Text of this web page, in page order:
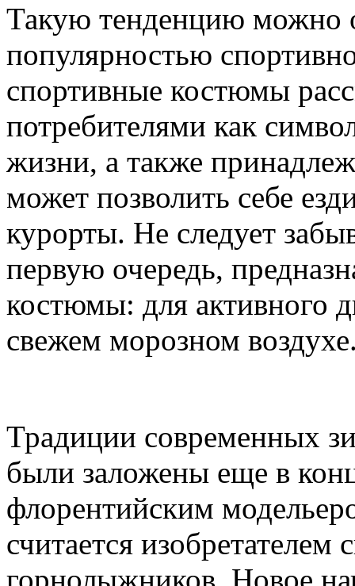
Такую тенденцию можно
популярностью
спортивные костюмы
потребителями как
жизни, а также
может позволить себе
курорты. Не следует
первую очередь,
костюмы: для активного
свежем морозном
Традиции современных
были заложены еще в
флорентийским
считается
горнолыжников. Новое